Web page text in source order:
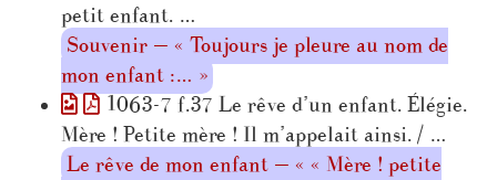
petit enfant. …
Souvenir — « Toujours je pleure au nom de
mon enfant :… »
1063-7 f.37 Le rêve d’un enfant. Élégie.
Mère ! Petite mère ! Il m’appelait ainsi. / …
Le rêve de mon enfant — « « Mère ! petite